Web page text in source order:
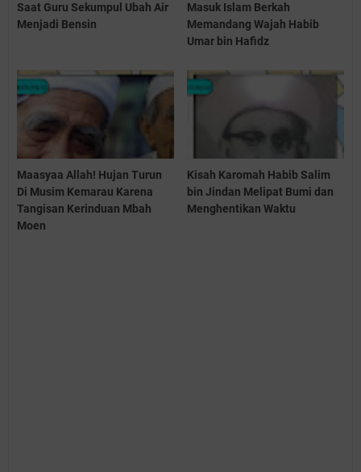
Saat Guru Sekumpul Ubah Air
Menjadi Bensin
Masuk Islam Berkah
Memandang Wajah Habib
Umar bin Hafidz
Maasyaa Allah! Hujan Turun
Di Musim Kemarau Karena
Tangisan Kerinduan Mbah
Moen
Kisah Karomah Habib Salim
bin Jindan Melipat Bumi dan
Menghentikan Waktu